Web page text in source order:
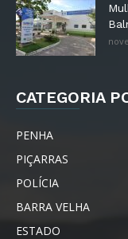
CATEGORIA
PENHA
PIÇARRAS
POLÍCIA
BARRA VELHA
ESTADO